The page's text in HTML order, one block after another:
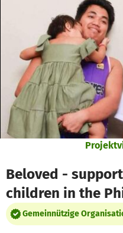
Zum Hauptinhalt springen
Erklärung zur
Beloved -
children in the
Gemeinnützige